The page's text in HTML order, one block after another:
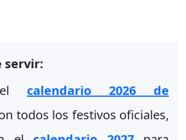
servir:
el calendario 2026 de
todos los festivos oficiales,